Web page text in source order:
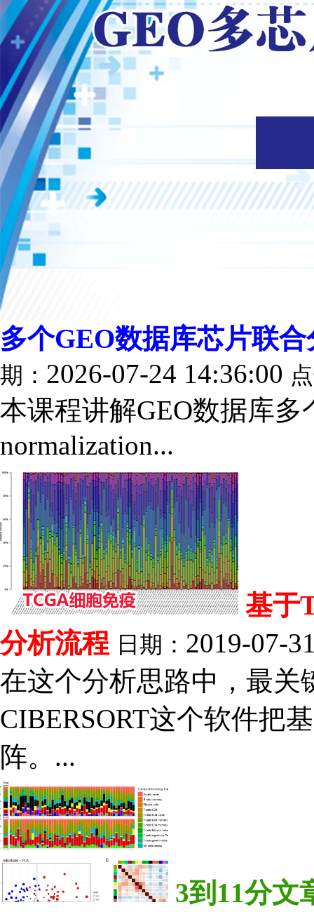
多个GEO数据库芯片联
期： 2026-07-24 14:36:00
本课程讲解GEO数据库多
normalization...
基于
分析流程 日期： 2019-07-
在这个分析思路中，最关
CIBERSORT这个软件把
阵。...
3到11分文